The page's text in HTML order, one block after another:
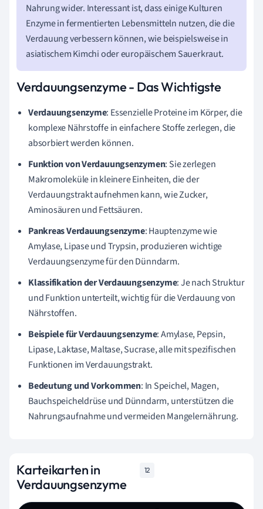
Nahrung wider. Interessant ist, dass einige Kulturen
Enzyme in fermentierten Lebensmitteln nutzen, die die
Verdauung verbessern können, wie beispielsweise in
asiatischem Kimchi oder europäischem Sauerkraut.
Verdauungsenzyme - Das Wichtigste
Verdauungsenzyme: Essenzielle Proteine im Körper, die
komplexe Nährstoffe in einfachere Stoffe zerlegen, die
absorbiert werden können.
Funktion von Verdauungsenzymen: Sie zerlegen
Makromoleküle in kleinere Einheiten, die der
Verdauungstrakt aufnehmen kann, wie Zucker,
Aminosäuren und Fettsäuren.
Pankreas Verdauungsenzyme: Hauptenzyme wie
Amylase, Lipase und Trypsin, produzieren wichtige
Verdauungsenzyme für den Dünndarm.
Klassifikation der Verdauungsenzyme: Je nach Struktur
und Funktion unterteilt, wichtig für die Verdauung von
Nährstoffen.
Beispiele für Verdauungsenzyme: Amylase, Pepsin,
Lipase, Laktase, Maltase, Sucrase, alle mit spezifischen
Funktionen im Verdauungstrakt.
Bedeutung und Vorkommen: In Speichel, Magen,
Bauchspeicheldrüse und Dünndarm, unterstützen die
Nahrungsaufnahme und vermeiden Mangelernährung.
Karteikarten in
Verdauungsenzyme
12